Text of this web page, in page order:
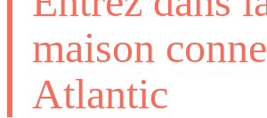
maison
Atlantic